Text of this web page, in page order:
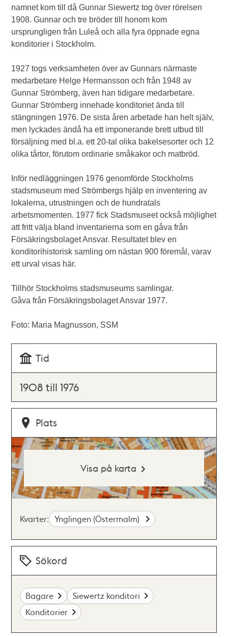
namnet kom till då Gunnar Siewertz tog över rörelsen
1908. Gunnar och tre bröder till honom kom
ursprungligen från Luleå och alla fyra öppnade egna
konditorier i Stockholm.
1927 togs verksamheten över av Gunnars närmaste
medarbetare Helge Hermansson och från 1948 av
Gunnar Strömberg, även han tidigare medarbetare.
Gunnar Strömberg innehade konditoriet ända till
stängningen 1976. De sista åren arbetade han helt själv,
men lyckades ändå ha ett imponerande brett utbud till
försäljning med bl.a. ett 20-tal olika bakelsesorter och 12
olika tårtor, förutom ordinarie småkakor och matbröd.
Inför nedläggningen 1976 genomförde Stockholms
stadsmuseum med Strömbergs hjälp en inventering av
lokalerna, utrustningen och de hundratals
arbetsmomenten. 1977 fick Stadsmuseet också möjlighet
att fritt välja bland inventarierna som en gåva från
Försäkringsbolaget Ansvar. Resultatet blev en
konditorihistorisk samling om nästan 900 föremål, varav
ett urval visas här.
Tillhör Stockholms stadsmuseums samlingar.
Gåva från Försäkringsbolaget Ansvar 1977.
Foto: Maria Magnusson, SSM
Tid
1908 till 1976
Plats
Visa på karta
Kvarter: Ynglingen (Östermalm)
Sökord
Bagare
Siewertz konditori
Konditorier